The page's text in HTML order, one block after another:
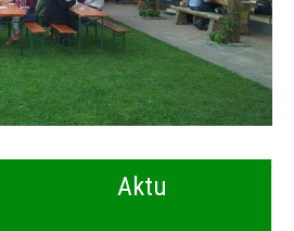
Schleiferlturnier
Aktu